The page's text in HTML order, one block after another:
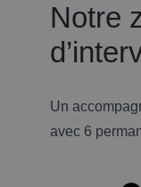
Notre
Un
avec 6